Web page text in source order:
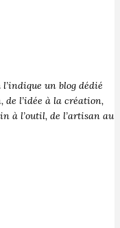
un blog dédié
l’idée à la création,
à l’outil, de l’artisan au